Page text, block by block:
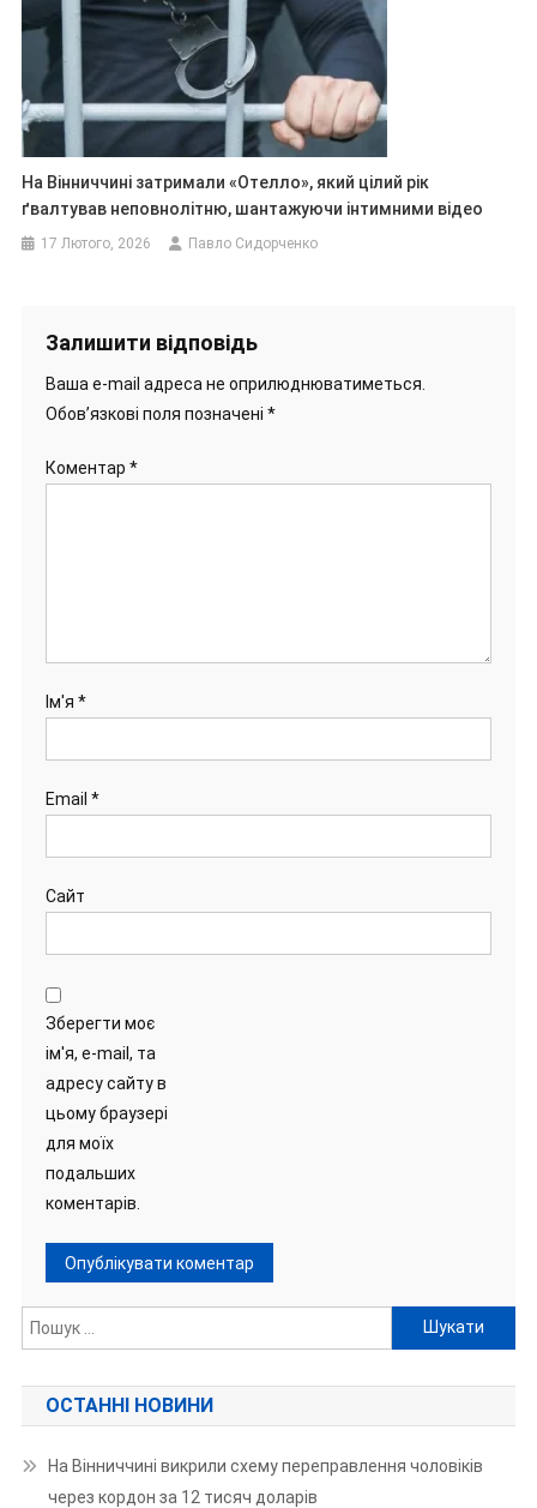
На Вінниччині затримали «Отелло», який цілий рік
ґвалтував неповнолітню, шантажуючи інтимними відео
17 Лютого, 2026 Павло Сидорченко
Залишити відповідь
Ваша e-mail адреса не оприлюднюватиметься.
Обов’язкові поля позначені *
Коментар *
Ім'я *
Email *
Сайт
Зберегти моє
ім'я, e-mail, та
адресу сайту в
цьому браузері
для моїх
подальших
коментарів.
Пошук:
ОСТАННІ НОВИНИ
На Вінниччині викрили схему переправлення чоловіків
через кордон за 12 тисяч доларів